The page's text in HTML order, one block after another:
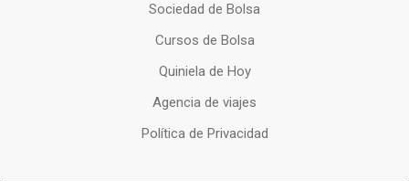
Sociedad de Bolsa
Cursos de Bolsa
Quiniela de Hoy
Agencia de viajes
Política de Privacidad